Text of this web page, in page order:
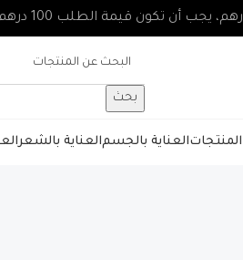
بحث
المنتجاتالعناية بالجسمالعناية بالشعر